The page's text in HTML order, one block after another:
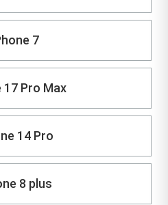
7
17 Pro Max
14 Pro
8 plus